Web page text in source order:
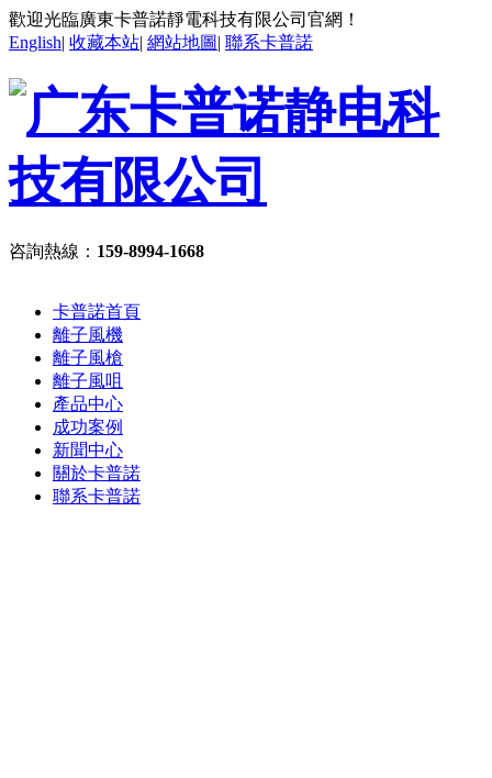
歡迎光臨廣東卡普諾靜電科技有限公司官網！
English| 收藏本站| 網站地圖 | 聯系卡普諾
咨詢熱線： 159-8994-1668
卡普諾首頁
離子風機
離子風槍
離子風咀
產品中心
成功案例
新聞中心
關於卡普諾
聯系卡普諾